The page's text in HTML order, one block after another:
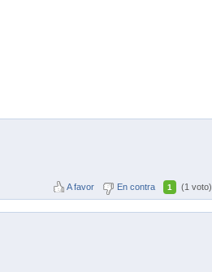
A favor En contra 1 (1 voto)